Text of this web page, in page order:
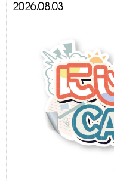
2026.08.03